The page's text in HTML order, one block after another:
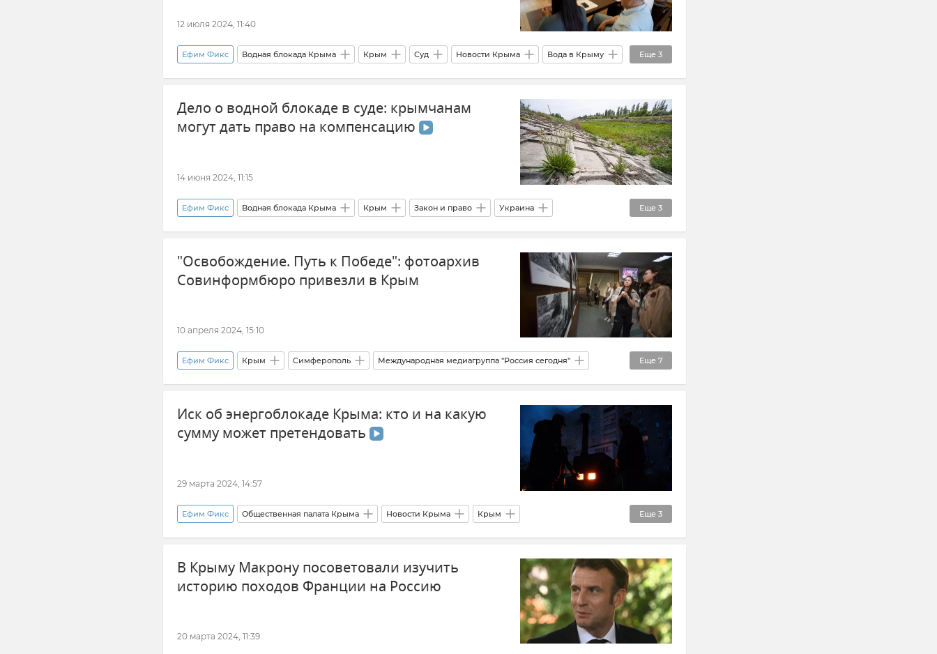
12 июля 2024, 11:40
Еще 3
Ефим Фикс Водная блокада Крыма Крым Суд Новости Крыма Вода в Крыму
Украина Верховный суд Крыма Общественная палата Крыма
Дело о водной блокаде в суде: крымчанам
могут дать право на компенсацию
14 июня 2024, 11:15
Еще 3
Ефим Фикс Водная блокада Крыма Крым Закон и право Украина
Компенсация ущерба Новости Крыма Верховный суд Крыма
"Освобождение. Путь к Победе": фотоархив
Совинформбюро привезли в Крым
10 апреля 2024, 15:10
Еще 7
Ефим Фикс Крым Симферополь Международная медиагруппа "Россия сегодня"
РИА Новости Крым Великая Отечественная война Крым в Великой Отечественной войне
История КФУ (Крымский федеральный университет) Общество Новости Крыма
Иск об энергоблокаде Крыма: кто и на какую
сумму может претендовать
29 марта 2024, 14:57
Еще 3
Ефим Фикс Общественная палата Крыма Новости Крыма Крым
Энергосистема Крыма Энергетическая блокада Крыма Юрий Штурцев
В Крыму Макрону посоветовали изучить
историю походов Франции на Россию
20 марта 2024, 11:39